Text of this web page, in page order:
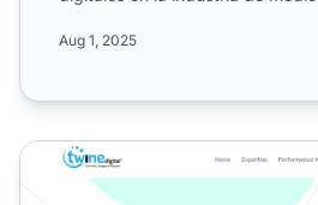
Aug 1, 2025
Programa de Afiliados de Twine